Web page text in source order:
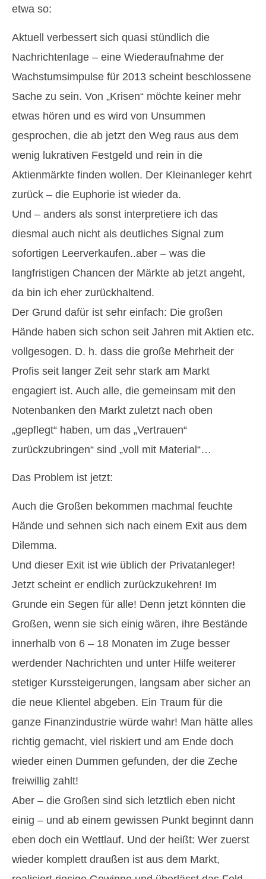
etwa so:
Aktuell verbessert sich quasi stündlich die
Nachrichtenlage – eine Wiederaufnahme der
Wachstumsimpulse für 2013 scheint beschlossene
Sache zu sein. Von „Krisen“ möchte keiner mehr
etwas hören und es wird von Unsummen
gesprochen, die ab jetzt den Weg raus aus dem
wenig lukrativen Festgeld und rein in die
Aktienmärkte finden wollen. Der Kleinanleger kehrt
zurück – die Euphorie ist wieder da.
Und – anders als sonst interpretiere ich das
diesmal auch nicht als deutliches Signal zum
sofortigen Leerverkaufen..aber – was die
langfristigen Chancen der Märkte ab jetzt angeht,
da bin ich eher zurückhaltend.
Der Grund dafür ist sehr einfach: Die großen
Hände haben sich schon seit Jahren mit Aktien etc.
vollgesogen. D. h. dass die große Mehrheit der
Profis seit langer Zeit sehr stark am Markt
engagiert ist. Auch alle, die gemeinsam mit den
Notenbanken den Markt zuletzt nach oben
„gepflegt“ haben, um das „Vertrauen“
zurückzubringen“ sind „voll mit Material“…
Das Problem ist jetzt:
Auch die Großen bekommen machmal feuchte
Hände und sehnen sich nach einem Exit aus dem
Dilemma.
Und dieser Exit ist wie üblich der Privatanleger!
Jetzt scheint er endlich zurückzukehren! Im
Grunde ein Segen für alle! Denn jetzt könnten die
Großen, wenn sie sich einig wären, ihre Bestände
innerhalb von 6 – 18 Monaten im Zuge besser
werdender Nachrichten und unter Hilfe weiterer
stetiger Kurssteigerungen, langsam aber sicher an
die neue Klientel abgeben. Ein Traum für die
ganze Finanzindustrie würde wahr! Man hätte alles
richtig gemacht, viel riskiert und am Ende doch
wieder einen Dummen gefunden, der die Zeche
freiwillig zahlt!
Aber – die Großen sind sich letztlich eben nicht
einig – und ab einem gewissen Punkt beginnt dann
eben doch ein Wettlauf. Und der heißt: Wer zuerst
wieder komplett draußen ist aus dem Markt,